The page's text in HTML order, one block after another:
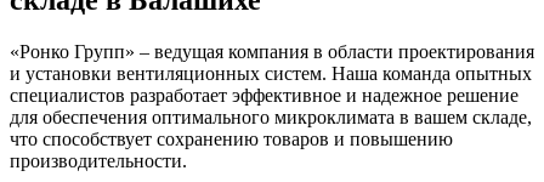
«Ронко Групп» – ведущая компания в области проектирования
и установки вентиляционных систем. Наша команда опытных
специалистов разработает эффективное и надежное решение
для обеспечения оптимального микроклимата в вашем складе,
что способствует сохранению товаров и повышению
производительности.